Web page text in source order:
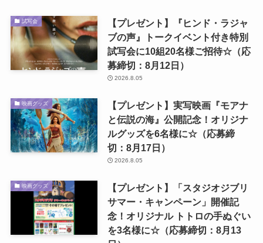
試写会
【プレゼント】『ヒンド・ラジャ
ブの声』トークイベント付き特別
試写会に10組20名様ご招待☆（応
募締切：8月12日）
2026.8.05
映画グッズ
【プレゼント】実写映画『モアナ
と伝説の海』公開記念！オリジナ
ルグッズを6名様に☆（応募締
切：8月17日）
2026.8.05
映画グッズ
【プレゼント】「スタジオジブリ
サマー・キャンペーン」開催記
念！オリジナル トトロの手ぬぐい
を3名様に☆（応募締切：8月13